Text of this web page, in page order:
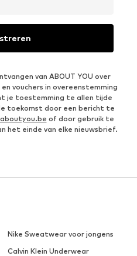
van ABOUT YOU over
vouchers in overeenstemming
je toestemming te allen tijde
toekomst door een bericht te
of door gebruik te
het einde van elke nieuwsbrief.
Nike Sweatwear voor jongens
Calvin Klein Underwear